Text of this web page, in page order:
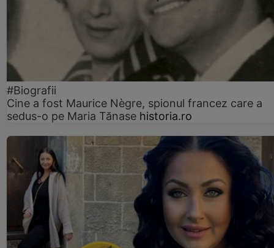
#Biografii
Cine a fost Maurice Nègre, spionul francez care a
sedus-o pe Maria Tănase historia.ro